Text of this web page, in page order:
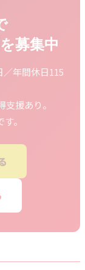
募集中
年間休日115
援あり。
。